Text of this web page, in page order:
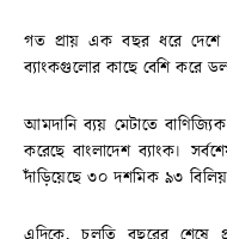
গত প্রায় এক বছর ধরে দেশে
ব্যাংকগুলোর কাছে বেশি করে
আমদানি ব্যয় মেটাতে
করেছে বাংলাদেশ ব্যাংক।
দাঁড়িয়েছে ৩০ দশমিক ৯৩